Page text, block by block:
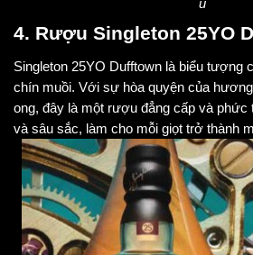
ủ
4. Rượu Singleton 25YO
Singleton 25YO Dufftown là biểu tượng
chín muồi. Với sự hòa quyện của
ong, đây là một rượu đẳng cấp và phức
và sâu sắc, làm cho mỗi giọt trở thành